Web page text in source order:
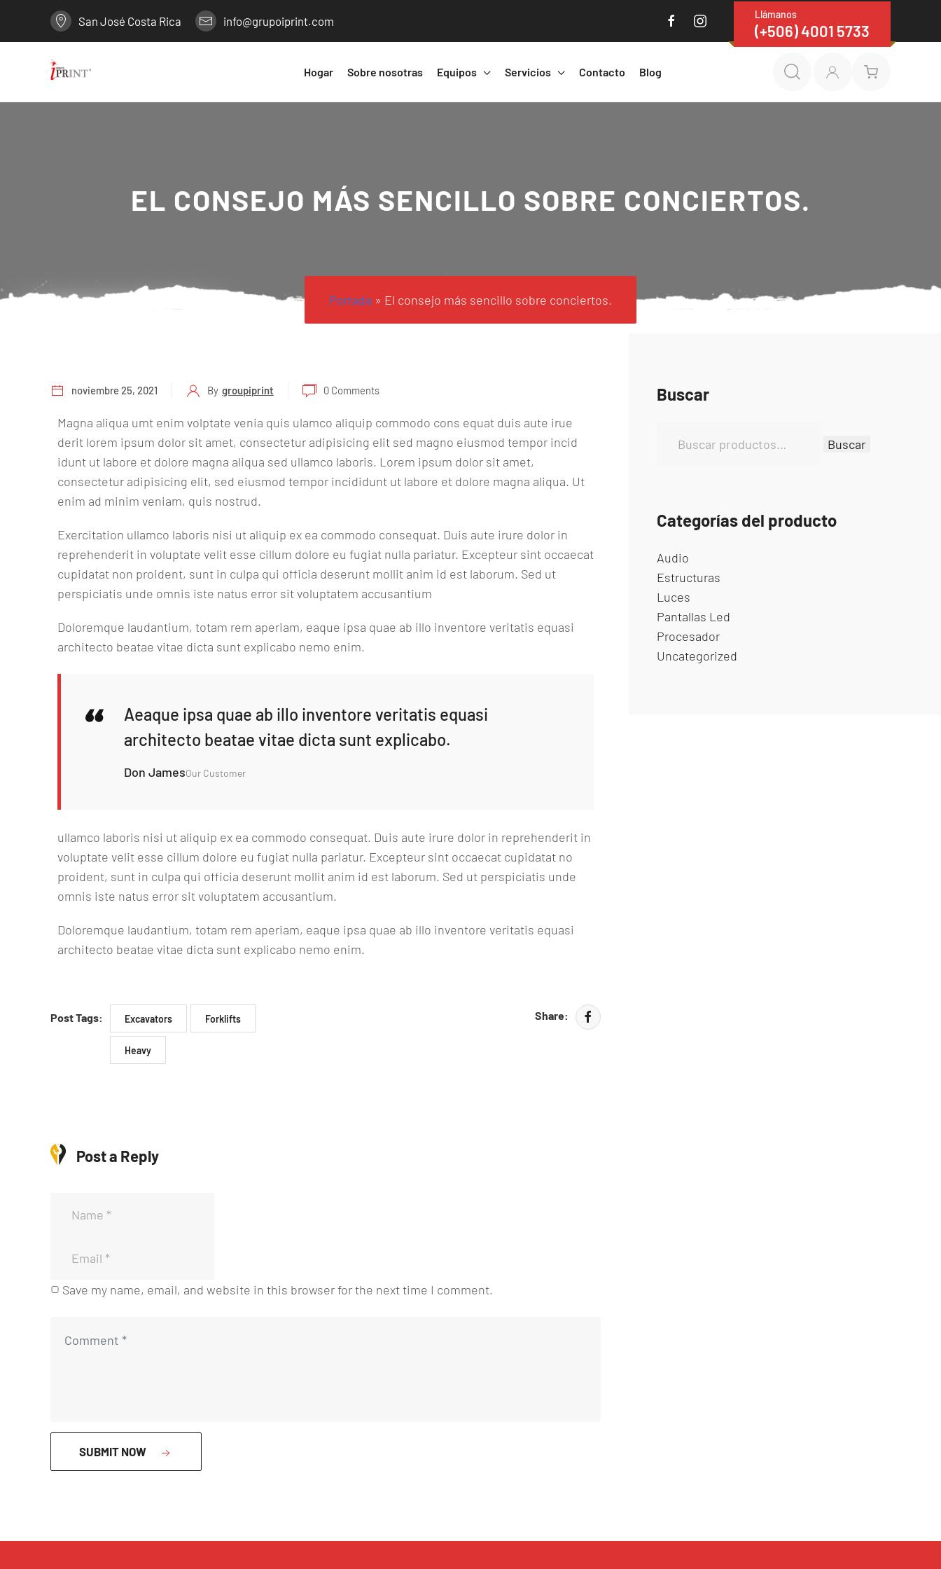
San José Costa Rica info@grupoiprint.com Llámanos
(+506) 4001 5733
Hogar Sobre nosotras Equipos Servicios Contacto Blog
EL CONSEJO MÁS SENCILLO SOBRE CONCIERTOS.
Portada » El consejo más sencillo sobre conciertos.
noviembre 25, 2021 By groupiprint 0 Comments
Magna aliqua umt enim volptate venia quis ulamco aliquip commodo cons equat duis aute irue
derit lorem ipsum dolor sit amet, consectetur adipisicing elit sed magno eiusmod tempor incid
idunt ut labore et dolore magna aliqua sed ullamco laboris. Lorem ipsum dolor sit amet,
consectetur adipisicing elit, sed eiusmod tempor incididunt ut labore et dolore magna aliqua. Ut
enim ad minim veniam, quis nostrud.
Exercitation ullamco laboris nisi ut aliquip ex ea commodo consequat. Duis aute irure dolor in
reprehenderit in voluptate velit esse cillum dolore eu fugiat nulla pariatur. Excepteur sint occaecat
cupidatat non proident, sunt in culpa qui officia deserunt mollit anim id est laborum. Sed ut
perspiciatis unde omnis iste natus error sit voluptatem accusantium
Doloremque laudantium, totam rem aperiam, eaque ipsa quae ab illo inventore veritatis equasi
architecto beatae vitae dicta sunt explicabo nemo enim.
Aeaque ipsa quae ab illo inventore veritatis equasi
architecto beatae vitae dicta sunt explicabo.
Don JamesOur Customer
ullamco laboris nisi ut aliquip ex ea commodo consequat. Duis aute irure dolor in reprehenderit in
voluptate velit esse cillum dolore eu fugiat nulla pariatur. Excepteur sint occaecat cupidatat no
proident, sunt in culpa qui officia deserunt mollit anim id est laborum. Sed ut perspiciatis unde
omnis iste natus error sit voluptatem accusantium.
Doloremque laudantium, totam rem aperiam, eaque ipsa quae ab illo inventore veritatis equasi
architecto beatae vitae dicta sunt explicabo nemo enim.
Post Tags: Excavators Forklifts
Heavy
Share:
Post a Reply
Save my name, email, and website in this browser for the next time I comment.
SUBMIT NOW
Buscar
Buscar
Categorías del producto
Audio
Estructuras
Luces
Pantallas Led
Procesador
Uncategorized